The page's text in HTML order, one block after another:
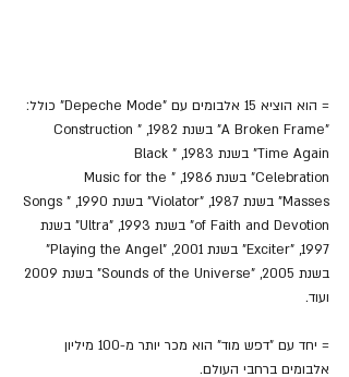
= הוא הוציא 15 אלבומים עם "Depeche Mode" כולל:
"A Broken Frame" בשנת 1982, "Construction
Time Again" בשנת 1983, "Black
Celebration" בשנת 1986, "Music for the
Masses" בשנת 1987, "Violator" בשנת 1990, "Songs
of Faith and Devotion" בשנת 1993, "Ultra" בשנת
1997, "Exciter" בשנת 2001, "Playing the Angel"
ועוד.
= יחד עם "דפש מוד" הוא מכר יותר מ-100 מיליון
אלבומים ברחבי העולם.